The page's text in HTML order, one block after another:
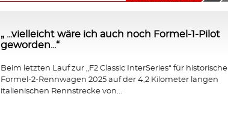
„ ...vielleicht wäre ich auch noch Formel-1-Pilot
geworden...“
Beim letzten Lauf zur „F2 Classic InterSeries“ für historische
Formel-2-Rennwagen 2025 auf der 4,2 Kilometer langen
italienischen Rennstrecke von...